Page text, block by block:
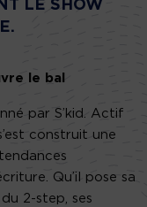
LE SHOW
le bal
par S’kid. Actif
construit une
Qu’il pose sa
2-step, ses